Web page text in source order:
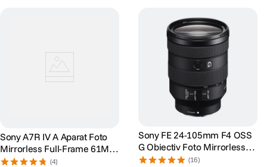
Sony A7R IV A Aparat Foto
Mirrorless Full-Frame 61MP
4K Body Negru
(4)
Sony FE 24-105mm F4 OSS
G Obiectiv Foto Mirrorless
Montura Sony E
(16)